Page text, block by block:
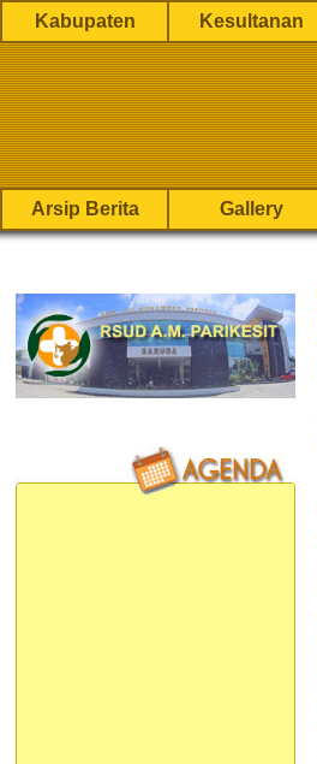
Kabupaten Kesultanan
Arsip Berita Gallery